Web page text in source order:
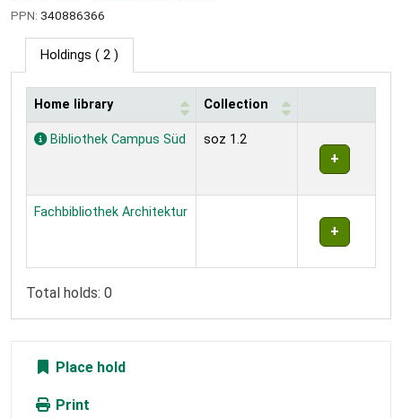
PPN: 340886366
Holdings ( 2 )
Holdings
Home library Collection
Bibliothek Campus Süd soz 1.2
Fachbibliothek Architektur
Total holds: 0
Place hold
Print